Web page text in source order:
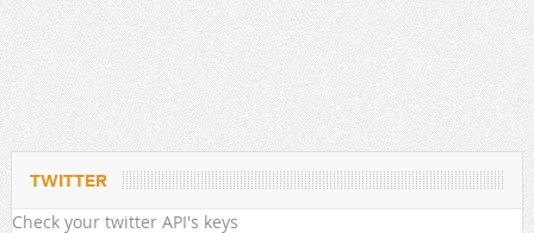
TWITTER
Check your twitter API's keys